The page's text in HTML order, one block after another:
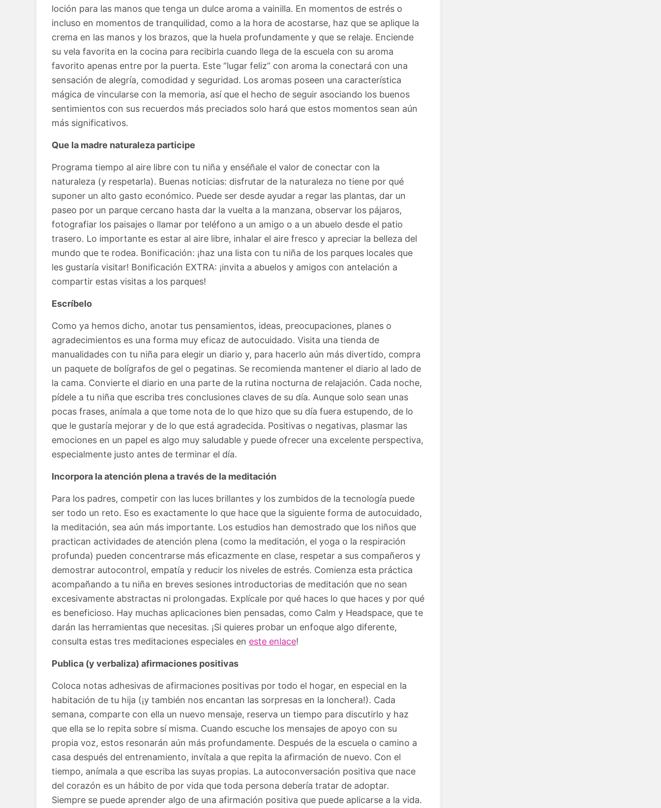
loción para las manos que tenga un dulce aroma a vainilla. En momentos de estrés o
incluso en momentos de tranquilidad, como a la hora de acostarse, haz que se aplique la
crema en las manos y los brazos, que la huela profundamente y que se relaje. Enciende
su vela favorita en la cocina para recibirla cuando llega de la escuela con su aroma
favorito apenas entre por la puerta. Este “lugar feliz” con aroma la conectará con una
sensación de alegría, comodidad y seguridad. Los aromas poseen una característica
mágica de vincularse con la memoria, así que el hecho de seguir asociando los buenos
sentimientos con sus recuerdos más preciados solo hará que estos momentos sean aún
más significativos.
Que la madre naturaleza participe
Programa tiempo al aire libre con tu niña y enséñale el valor de conectar con la
naturaleza (y respetarla). Buenas noticias: disfrutar de la naturaleza no tiene por qué
suponer un alto gasto económico. Puede ser desde ayudar a regar las plantas, dar un
paseo por un parque cercano hasta dar la vuelta a la manzana, observar los pájaros,
fotografiar los paisajes o llamar por teléfono a un amigo o a un abuelo desde el patio
trasero. Lo importante es estar al aire libre, inhalar el aire fresco y apreciar la belleza del
mundo que te rodea. Bonificación: ¡haz una lista con tu niña de los parques locales que
les gustaría visitar! Bonificación EXTRA: ¡invita a abuelos y amigos con antelación a
compartir estas visitas a los parques!
Escríbelo
Como ya hemos dicho, anotar tus pensamientos, ideas, preocupaciones, planes o
agradecimientos es una forma muy eficaz de autocuidado. Visita una tienda de
manualidades con tu niña para elegir un diario y, para hacerlo aún más divertido, compra
un paquete de bolígrafos de gel o pegatinas. Se recomienda mantener el diario al lado de
la cama. Convierte el diario en una parte de la rutina nocturna de relajación. Cada noche,
pídele a tu niña que escriba tres conclusiones claves de su día. Aunque solo sean unas
pocas frases, anímala a que tome nota de lo que hizo que su día fuera estupendo, de lo
que le gustaría mejorar y de lo que está agradecida. Positivas o negativas, plasmar las
emociones en un papel es algo muy saludable y puede ofrecer una excelente perspectiva,
especialmente justo antes de terminar el día.
Incorpora la atención plena a través de la meditación
Para los padres, competir con las luces brillantes y los zumbidos de la tecnología puede
ser todo un reto. Eso es exactamente lo que hace que la siguiente forma de autocuidado,
la meditación, sea aún más importante. Los estudios han demostrado que los niños que
practican actividades de atención plena (como la meditación, el yoga o la respiración
profunda) pueden concentrarse más eficazmente en clase, respetar a sus compañeros y
demostrar autocontrol, empatía y reducir los niveles de estrés. Comienza esta práctica
acompañando a tu niña en breves sesiones introductorias de meditación que no sean
excesivamente abstractas ni prolongadas. Explícale por qué haces lo que haces y por qué
es beneficioso. Hay muchas aplicaciones bien pensadas, como Calm y Headspace, que te
darán las herramientas que necesitas. ¡Si quieres probar un enfoque algo diferente,
consulta estas tres meditaciones especiales en este enlace!
Publica (y verbaliza) afirmaciones positivas
Coloca notas adhesivas de afirmaciones positivas por todo el hogar, en especial en la
habitación de tu hija (¡y también nos encantan las sorpresas en la lonchera!). Cada
semana, comparte con ella un nuevo mensaje, reserva un tiempo para discutirlo y haz
que ella se lo repita sobre sí misma. Cuando escuche los mensajes de apoyo con su
propia voz, estos resonarán aún más profundamente. Después de la escuela o camino a
casa después del entrenamiento, invítala a que repita la afirmación de nuevo. Con el
tiempo, anímala a que escriba las suyas propias. La autoconversación positiva que nace
del corazón es un hábito de por vida que toda persona debería tratar de adoptar.
Siempre se puede aprender algo de una afirmación positiva que puede aplicarse a la vida.